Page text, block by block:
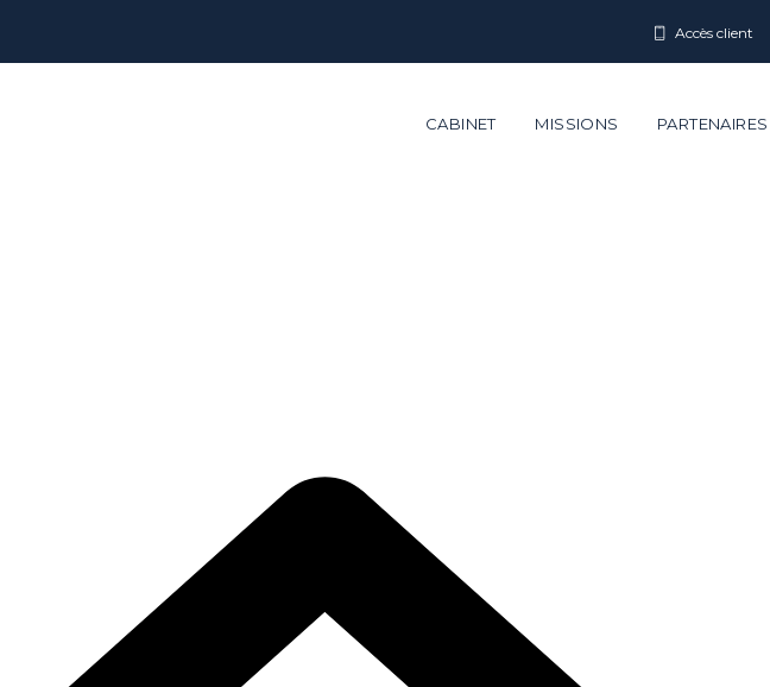
Accès client
CABINET MISSIONS PARTENAIRES